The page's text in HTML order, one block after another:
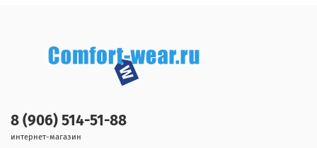
8 (906) 514-51-88
интернет-магазин